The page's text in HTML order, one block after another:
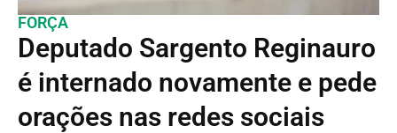
FORÇA
Deputado Sargento Reginauro
é internado novamente e pede
orações nas redes sociais